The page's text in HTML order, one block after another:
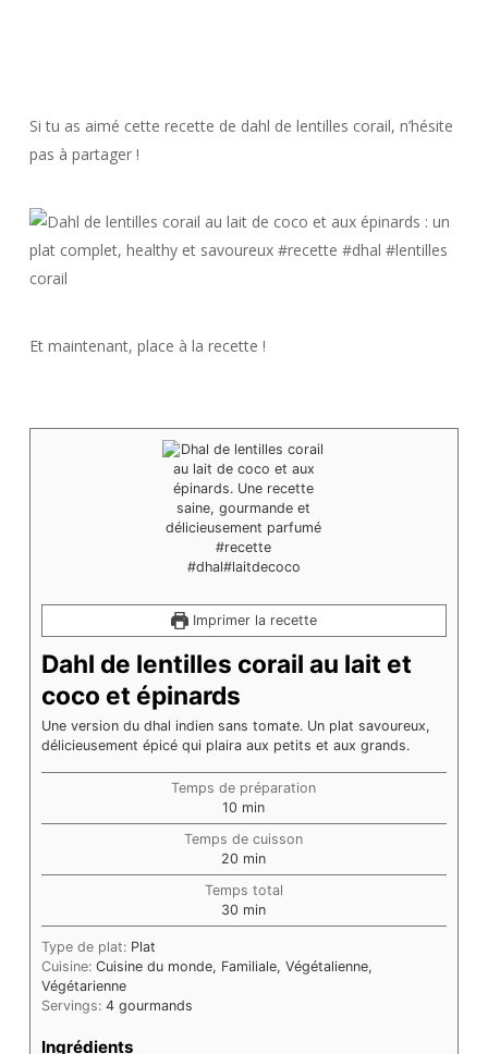
Si tu as aimé cette recette de dahl de lentilles corail, n’hésite
pas à partager !
Et maintenant, place à la recette !
Imprimer la recette
Dahl de lentilles corail au lait et
coco et épinards
Une version du dhal indien sans tomate. Un plat savoureux,
délicieusement épicé qui plaira aux petits et aux grands.
Temps de préparation
10 minutes
min
Temps de cuisson
20 minutes
min
Temps total
30 minutes
min
Type de plat: Plat
Cuisine: Cuisine du monde, Familiale, Végétalienne,
Végétarienne
Servings: 4 gourmands
Ingrédients